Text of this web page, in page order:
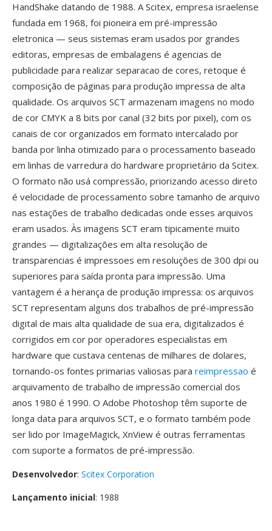
HandShake datando de 1988. A Scitex, empresa israelense
fundada em 1968, foi pioneira em pré-impressão
eletronica — seus sistemas eram usados por grandes
editoras, empresas de embalagens é agencias de
publicidade para realizar separacao de cores, retoque é
composição de páginas para produção impressa de alta
qualidade. Os arquivos SCT armazenam imagens no modo
de cor CMYK a 8 bits por canal (32 bits por pixel), com os
canais de cor organizados em formato intercalado por
banda por linha otimizado para o processamento baseado
em linhas de varredura do hardware proprietário da Scitex.
O formato não usá compressão, priorizando acesso direto
é velocidade de processamento sobre tamanho de arquivo
nas estações de trabalho dedicadas onde esses arquivos
eram usados. Às imagens SCT eram tipicamente muito
grandes — digitalizações em alta resolução de
transparencias é impressoes em resoluções de 300 dpi ou
superiores para saída pronta para impressão. Uma
vantagem é a herança de produção impressa: os arquivos
SCT representam alguns dos trabalhos de pré-impressão
digital de mais alta qualidade de sua era, digitalizados é
corrigidos em cor por operadores especialistas em
hardware que custava centenas de milhares de dolares,
tornando-os fontes primarias valiosas para reimpressao é
arquivamento de trabalho de impressão comercial dos
anos 1980 é 1990. O Adobe Photoshop têm suporte de
longa data para arquivos SCT, e o formato também pode
ser lido por ImageMagick, XnView é outras ferramentas
com suporte a formatos de pré-impressão.
Desenvolvedor: Scitex Corporation
Lançamento inicial: 1988